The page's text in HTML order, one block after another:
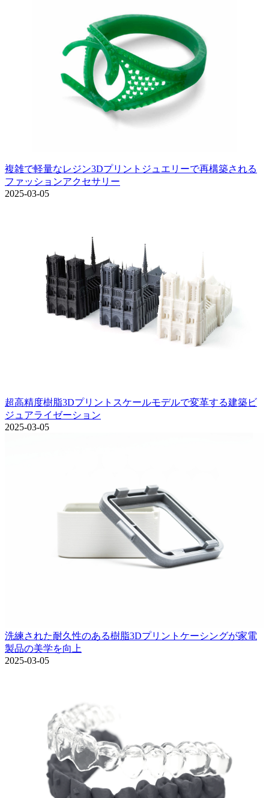
複雑で軽量なレジン3Dプリントジュエリーで再構築される
ファッションアクセサリー
2025-03-05
超高精度樹脂3Dプリントスケールモデルで変革する建築ビ
ジュアライゼーション
2025-03-05
洗練された耐久性のある樹脂3Dプリントケーシングが家電
製品の美学を向上
2025-03-05